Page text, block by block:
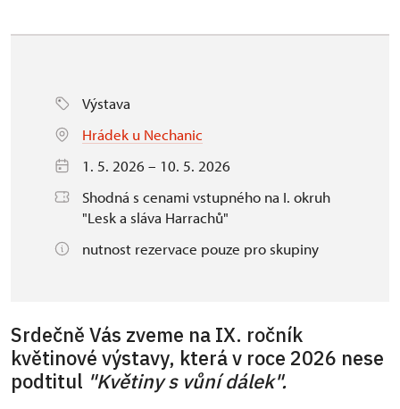
Výstava
Hrádek u Nechanic
1. 5. 2026 – 10. 5. 2026
Shodná s cenami vstupného na I. okruh
"Lesk a sláva Harrachů"
nutnost rezervace pouze pro skupiny
Srdečně Vás zveme na IX. ročník
květinové výstavy, která v roce 2026 nese
podtitul "Květiny s vůní dálek".